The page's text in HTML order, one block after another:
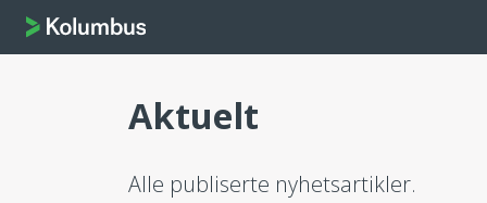
Aktuelt
Alle publiserte nyhetsartikler.